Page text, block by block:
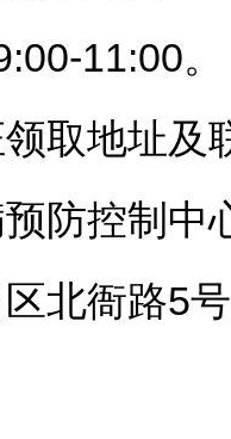
11:00。
地址及
防控制中
区北衙路5